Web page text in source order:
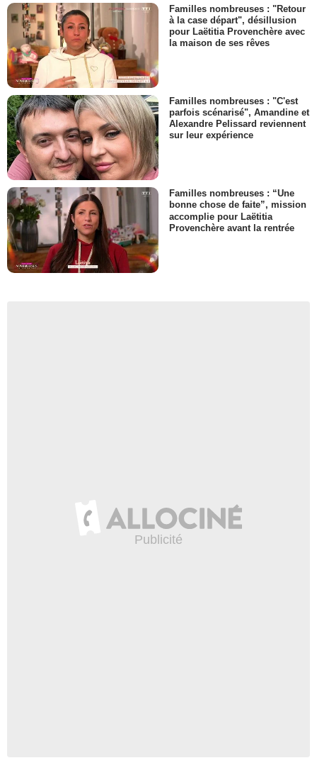
Familles nombreuses : "Retour
à la case départ", désillusion
pour Laëtitia Provenchère avec
la maison de ses rêves
Familles nombreuses : "C'est
parfois scénarisé", Amandine et
Alexandre Pelissard reviennent
sur leur expérience
Familles nombreuses : “Une
bonne chose de faite”, mission
accomplie pour Laëtitia
Provenchère avant la rentrée